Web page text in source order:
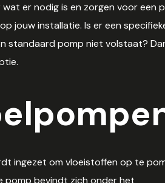
er nodig is en zorgen voor een
jouw installatie. Is er een
standaard pomp niet volstaat?
ingezet om vloeistoffen op te
pomp bevindt zich onder het